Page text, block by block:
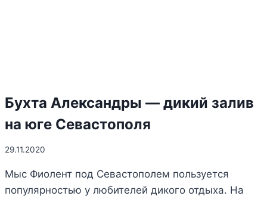
Бухта Александры — дикий залив
на юге Севастополя
29.11.2020
Мыс Фиолент под Севастополем пользуется
популярностью у любителей дикого отдыха. На